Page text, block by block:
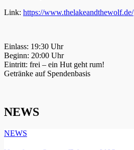
Link: https://www.thelakeandthewolf.de/
Einlass: 19:30 Uhr
Beginn: 20:00 Uhr
Eintritt: frei – ein Hut geht rum!
Getränke auf Spendenbasis
NEWS
NEWS